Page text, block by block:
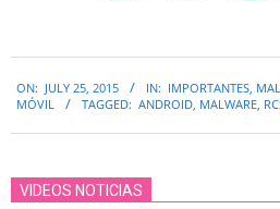
07-
ON: JULY 25, 2015 IN: IMPORTANTES
MÓVIL
TAGGED: ANDROID MALWARE
VIDEOS NOTICIAS